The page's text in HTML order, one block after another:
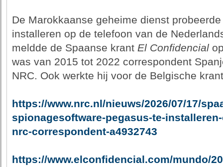
De Marokkaanse geheime dienst
installeren op de telefoon van de
meldde de Spaanse krant El Confidencial
was van 2015 tot 2022 correspondent
NRC. Ook werkte hij voor de Belgische
https://www.nrc.nl/nieuws/2026/07/17/
spionagesoftware-pegasus-te-
nrc-correspondent-a4932743
https://www.elconfidencial.com/mundo/